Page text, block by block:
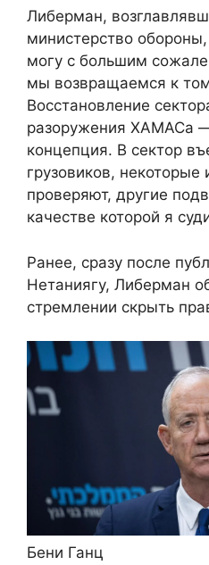
Либерман,
министерство
могу с большим
мы возвращаемся к
Восстановление
разоружения ХАМАСа
концепция. В сектор
грузовиков,
проверяют, другие
качестве которой я
Ранее, сразу после
Нетаниягу, Либерман
стремлении скрыть
Бени Ганц